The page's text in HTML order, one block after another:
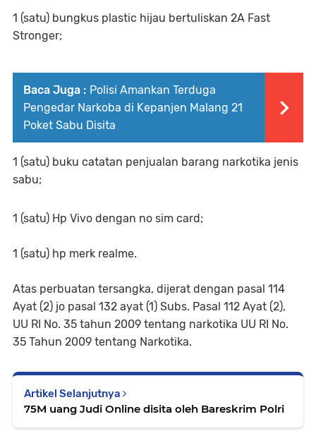
1 (satu) bungkus plastic hijau bertuliskan 2A Fast
Stronger;
Baca Juga : Polisi Amankan Terduga
Pengedar Narkoba di Kepanjen Malang 21
Poket Sabu Disita
1 (satu) buku catatan penjualan barang narkotika jenis
sabu;
1 (satu) Hp Vivo dengan no sim card;
1 (satu) hp merk realme.
Atas perbuatan tersangka, dijerat dengan pasal 114
Ayat (2) jo pasal 132 ayat (1) Subs. Pasal 112 Ayat (2),
UU RI No. 35 tahun 2009 tentang narkotika UU RI No.
35 Tahun 2009 tentang Narkotika.
Artikel Selanjutnya
75M uang Judi Online disita oleh Bareskrim Polri